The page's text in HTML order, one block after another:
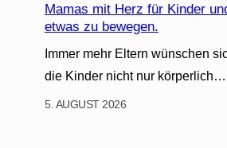
Mamas mit Herz für Kinder
etwas zu bewegen.
Immer mehr Eltern wünschen
die Kinder nicht nur körperlich…
5. AUGUST 2026